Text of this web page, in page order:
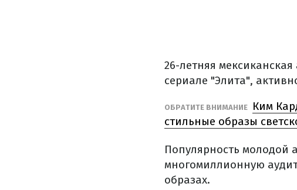
26-летняя
сериале "Элита",
ОБРАТИТЕ ВНИМАНИЕ
Ким
стильные образы
Популярность молодой
многомиллионную
образах.